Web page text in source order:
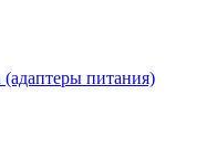
(адаптеры питания)